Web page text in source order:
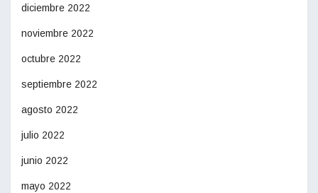
diciembre 2022
noviembre 2022
octubre 2022
septiembre 2022
agosto 2022
julio 2022
junio 2022
mayo 2022